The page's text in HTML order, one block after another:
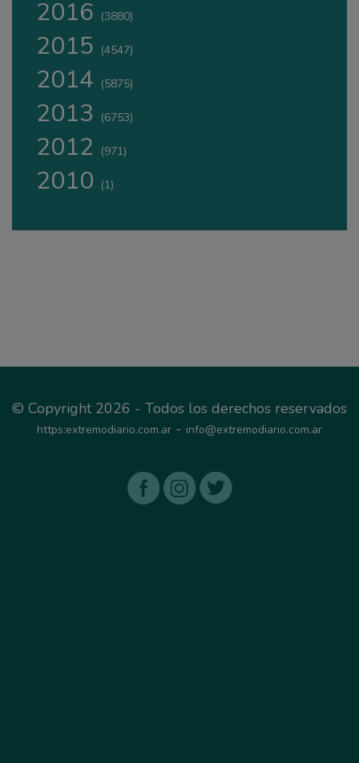
2016 (3880)
2015 (4547)
2014 (5875)
2013 (6753)
2012 (971)
2010 (1)
© Copyright 2026 - Todos los derechos reservados
https:extremodiario.com.ar - info@extremodiario.com.ar